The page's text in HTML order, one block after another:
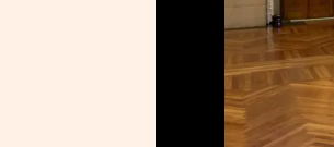
negativo que
El principal
caídas que